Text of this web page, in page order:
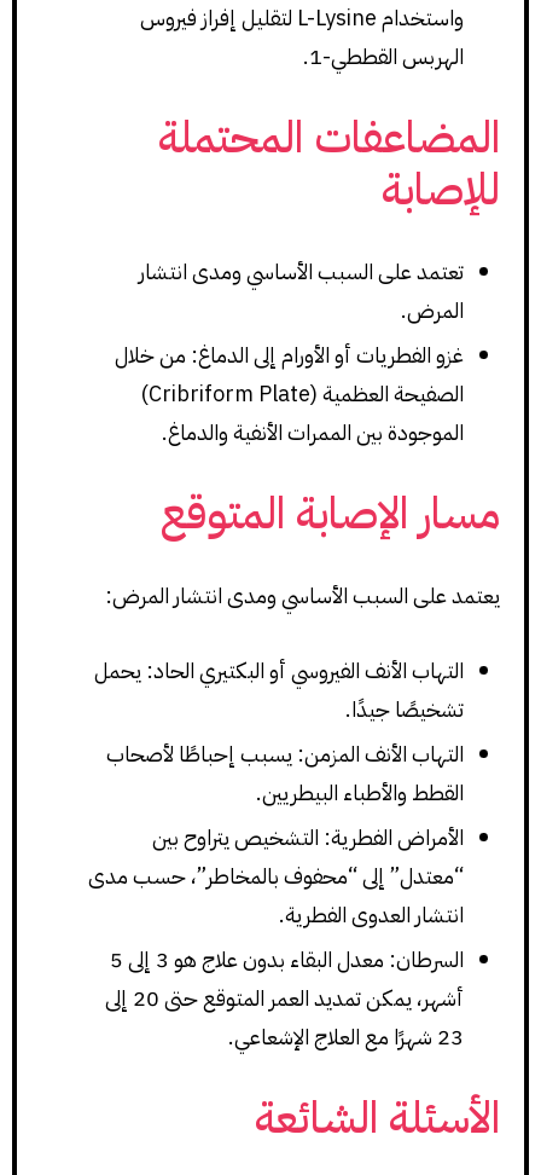
واستخدام L-Lysine لتقليل إفراز فيروس
الهربس القططي-1.
المضاعفات المحتملة
للإصابة
تعتمد على السبب الأساسي ومدى انتشار
المرض.
غزو الفطريات أو الأورام إلى الدماغ: من خلال
الصفيحة العظمية (Cribriform Plate)
الموجودة بين الممرات الأنفية والدماغ.
مسار الإصابة المتوقع
يعتمد على السبب الأساسي ومدى انتشار المرض:
التهاب الأنف الفيروسي أو البكتيري الحاد: يحمل
تشخيصًا جيدًا.
التهاب الأنف المزمن: يسبب إحباطًا لأصحاب
القطط والأطباء البيطريين.
الأمراض الفطرية: التشخيص يتراوح بين
“معتدل” إلى “محفوف بالمخاطر”، حسب مدى
انتشار العدوى الفطرية.
السرطان: معدل البقاء بدون علاج هو 3 إلى 5
أشهر، يمكن تمديد العمر المتوقع حتى 20 إلى
23 شهرًا مع العلاج الإشعاعي.
الأسئلة الشائعة